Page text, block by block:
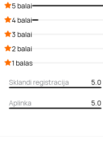
5 balai
4 balai
3 balai
2 balai
1 balas
Sklandi registracija 5.0
Aplinka 5.0